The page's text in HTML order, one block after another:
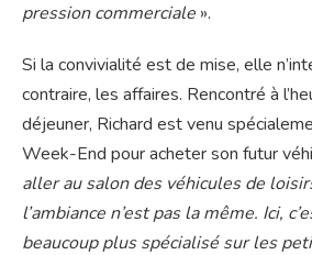
pression commerciale ».
Si la convivialité est de mise, elle
contraire, les affaires. Rencontré à
déjeuner, Richard est venu
Week-End pour acheter son futur
aller au salon des véhicules de
l’ambiance n’est pas la même. Ici,
beaucoup plus spécialisé sur les